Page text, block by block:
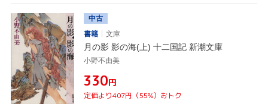
中古
書籍
文庫
月の影 影の海(上) 十二国記 新潮文庫
小野不由美
¥330円
定価より407円（55%）おトク